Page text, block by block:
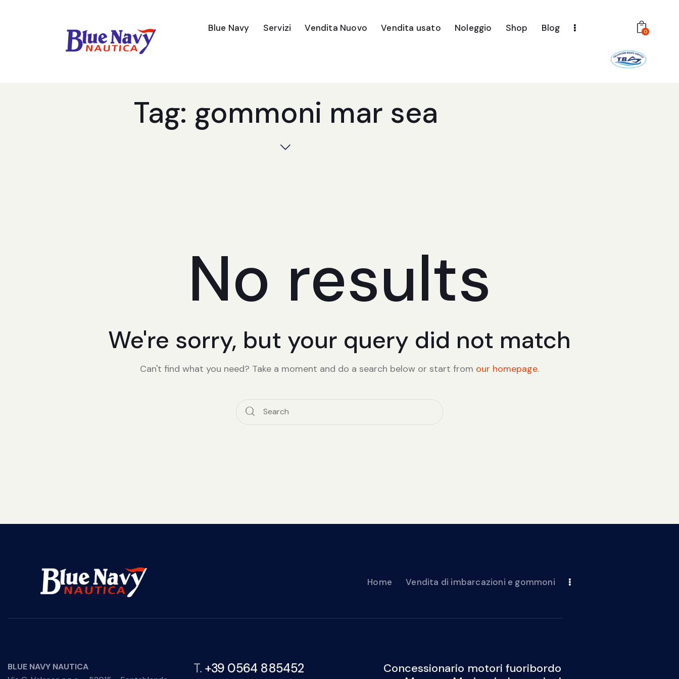
Blue Navy Servizi Vendita Nuovo Vendita usato Noleggio Shop Blog 0
Tag: gommoni mar sea
No results
We're sorry, but your query did not match
Can't find what you need? Take a moment and do a search below or start from our homepage.
Home Vendita di imbarcazioni e gommoni
BLUE NAVY NAUTICA
T. +39 0564 885452
Concessionario motori fuoribordo